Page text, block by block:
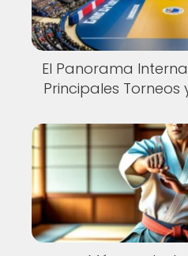
El Panorama
Principales